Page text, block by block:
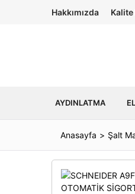
Hakkımızda Kalite
AYDINLATMA
Anasayfa Şalt